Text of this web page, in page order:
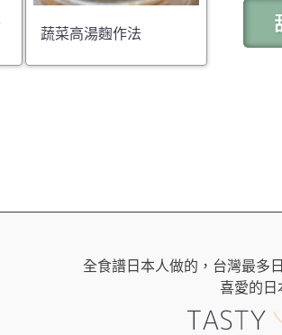
蔬菜高湯麴作法
全食譜日本人做的，台灣最多
喜愛的日